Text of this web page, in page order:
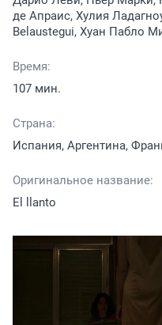
де Апраис, Хулия
Belaustegui, Хуан Пабло
Время:
107 мин.
Страна:
Испания, Аргентина,
Оригинальное название:
El llanto